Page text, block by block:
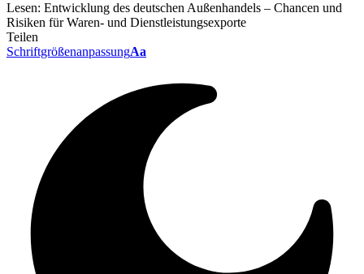
Lesen: Entwicklung des deutschen Außenhandels – Chancen und
Risiken für Waren- und Dienstleistungsexporte
Teilen
SchriftgrößenanpassungAa